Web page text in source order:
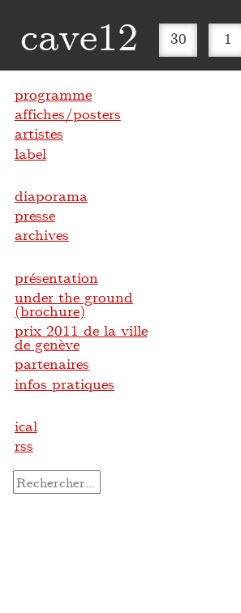
cave12 30 1
programme
affiches/posters
artistes
label
diaporama
presse
archives
présentation
under the ground
(brochure)
prix 2011 de la ville
de genève
partenaires
infos pratiques
ical
rss
Rechercher :